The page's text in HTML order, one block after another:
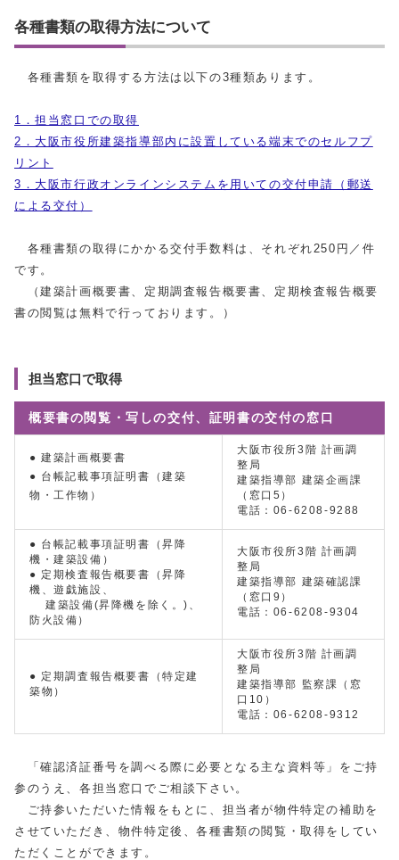
各種書類の取得方法について
各種書類を取得する方法は以下の3種類あります。
1．担当窓口での取得
2．大阪市役所建築指導部内に設置している端末でのセルフプ
リント
3．大阪市行政オンラインシステムを用いての交付申請（郵送
による交付）
各種書類の取得にかかる交付手数料は、それぞれ250円／件
です。
（建築計画概要書、定期調査報告概要書、定期検査報告概要
書の閲覧は無料で行っております。）
担当窓口で取得
概要書の閲覧・写しの交付、証明書の交付の窓口
● 建築計画概要書
● 台帳記載事項証明書（建築
物・工作物）
大阪市役所3階 計画調
整局
建築指導部 建築企画課
（窓口5）
電話：06-6208-9288
● 台帳記載事項証明書（昇降
機・建築設備）
● 定期検査報告概要書（昇降
機、遊戯施設、
建築設備(昇降機を除く。)、
防火設備）
大阪市役所3階 計画調
整局
建築指導部 建築確認課
（窓口9）
電話：06-6208-9304
● 定期調査報告概要書（特定建
築物）
大阪市役所3階 計画調
整局
建築指導部 監察課（窓
口10）
電話：06-6208-9312
「確認済証番号を調べる際に必要となる主な資料等」をご持
参のうえ、各担当窓口でご相談下さい。
ご持参いただいた情報をもとに、担当者が物件特定の補助を
させていただき、物件特定後、各種書類の閲覧・取得をしてい
ただくことができます。